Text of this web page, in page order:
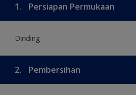
1. Persiapan Permukaan
Dinding
2. Pembersihan